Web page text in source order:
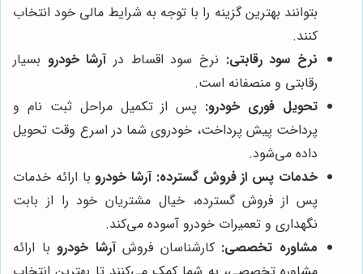
بتوانند بهترین گزینه را با توجه به شرایط مالی خود انتخاب
کنند.
نرخ سود رقابتی: نرخ سود اقساط درآرشا خودرو بسیار
رقابتی و منصفانه است.
تحویل فوری خودرو: پس از تکمیل مراحل ثبت نام و
پرداخت پیش پرداخت، خودروی شما در اسرع وقت تحویل
داده می‌شود.
خدمات پس از فروش گسترده: آرشا خودرو با ارائه خدمات
پس از فروش گسترده، خیال مشتریان خود را از بابت
نگهداری و تعمیرات خودرو آسوده می‌کند.
مشاوره تخصصی: کارشناسان فروشآرشا خودرو با ارائه